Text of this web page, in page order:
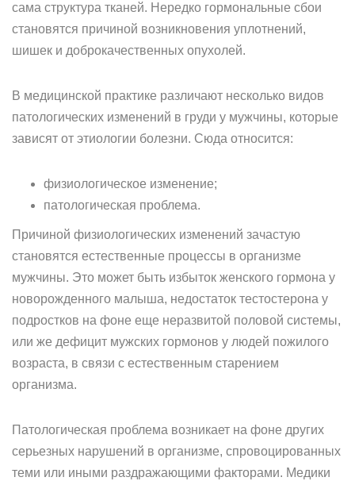
сама структура тканей. Нередко гормональные сбои
становятся причиной возникновения уплотнений,
шишек и доброкачественных опухолей.
В медицинской практике различают несколько видов
патологических изменений в груди у мужчины, которые
зависят от этиологии болезни. Сюда относится:
физиологическое изменение;
патологическая проблема.
Причиной физиологических изменений зачастую
становятся естественные процессы в организме
мужчины. Это может быть избыток женского гормона у
новорожденного малыша, недостаток тестостерона у
подростков на фоне еще неразвитой половой системы,
или же дефицит мужских гормонов у людей пожилого
возраста, в связи с естественным старением
организма.
Патологическая проблема возникает на фоне других
серьезных нарушений в организме, спровоцированных
теми или иными раздражающими факторами. Медики